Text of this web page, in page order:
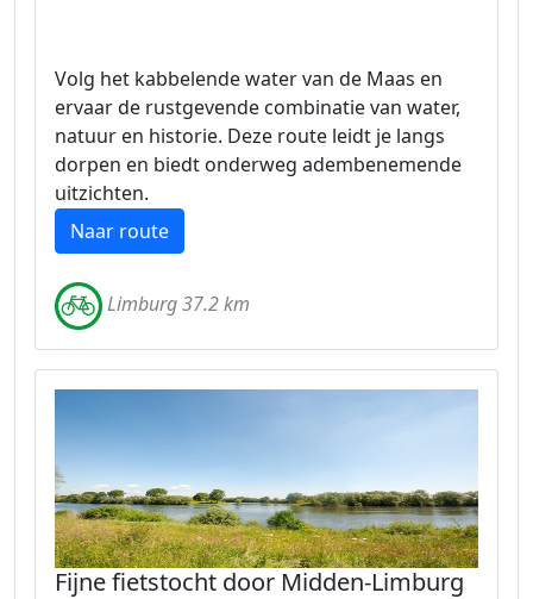
Volg het kabbelende water van de Maas en
ervaar de rustgevende combinatie van water,
natuur en historie. Deze route leidt je langs
dorpen en biedt onderweg adembenemende
uitzichten.
Naar route
Limburg 37.2 km
Fijne fietstocht door Midden-Limburg